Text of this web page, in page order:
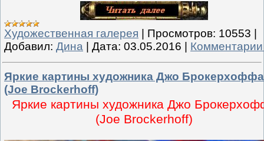
Художественная галерея Просмотров: 10553
Добавил: Дина Дата: 03.05.2016
Яркие картины художника Джо Брокерхоффа
(Joe Brockerhoff)
Яркие картины художника Джо
(Joe Brockerhoff)